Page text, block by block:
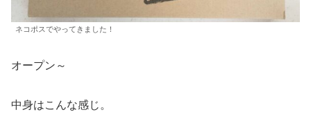
ネコポスでやってきました！
オープン～
中身はこんな感じ。